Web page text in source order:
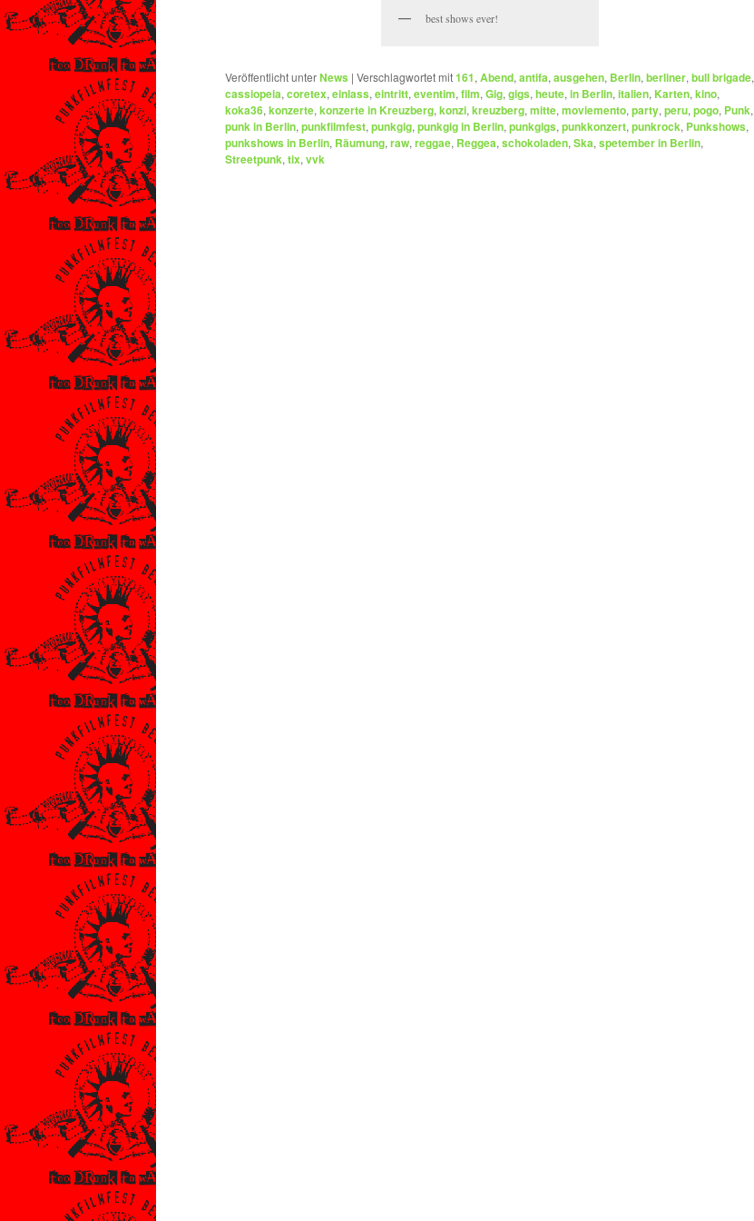
best shows ever!
Veröffentlicht unterNews | Verschlagwortet mit161, Abend, antifa, ausgehen, Berlin, berliner, bull brigade,
cassiopeia, coretex, einlass, eintritt, eventim, film, Gig, gigs, heute, in Berlin, italien, Karten, kino,
koka36, konzerte, konzerte in Kreuzberg, konzi, kreuzberg, mitte, moviemento, party, peru, pogo, Punk,
punk in Berlin, punkfilmfest, punkgig, punkgig in Berlin, punkgigs, punkkonzert, punkrock, Punkshows,
punkshows in Berlin, Räumung, raw, reggae, Reggea, schokoladen, Ska, spetember in Berlin,
Streetpunk, tix, vvk